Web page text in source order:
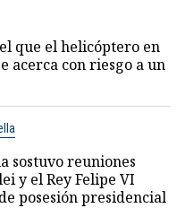
que el helicóptero en
acerca con riesgo a un
sostuvo reuniones
y el Rey Felipe VI
posesión presidencial